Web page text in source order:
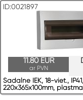
ID:0021897
11.80 EUR
ar PVN
Sadalne IEK, 18-viet.,
220x365x100mm,